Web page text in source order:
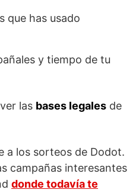
que has usado
y tiempo de tu
las bases legales de
a los sorteos de Dodot.
campañas interesantes
donde todavía te